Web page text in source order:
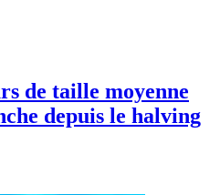
de taille moyenne
depuis le halving